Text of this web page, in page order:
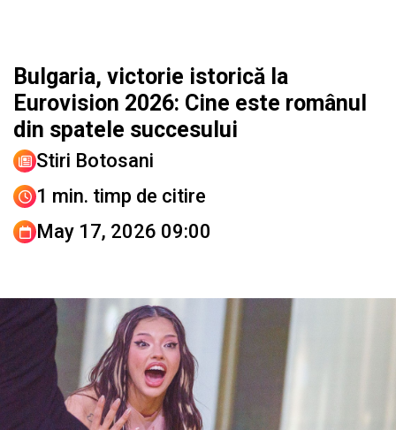
Bulgaria, victorie istorică la
Eurovision 2026: Cine este românul
din spatele succesului
Stiri Botosani
1 min. timp de citire
May 17, 2026 09:00